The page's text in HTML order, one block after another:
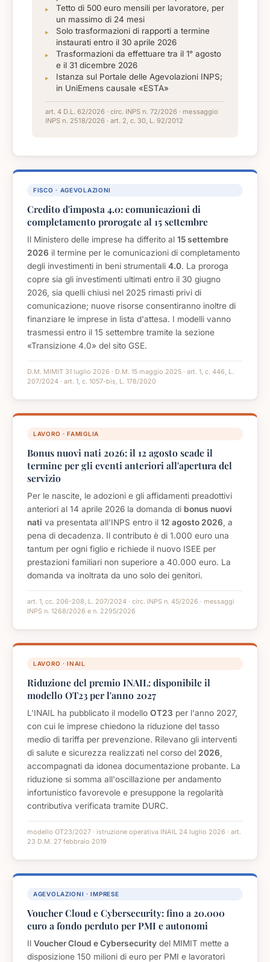
Tetto di 500 euro mensili per lavoratore, per
un massimo di 24 mesi
Solo trasformazioni di rapporti a termine
instaurati entro il 30 aprile 2026
Trasformazioni da effettuare tra il 1° agosto
e il 31 dicembre 2026
Istanza sul Portale delle Agevolazioni INPS;
in UniEmens causale «ESTA»
art. 4 D.L. 62/2026 · circ. INPS n. 72/2026 · messaggio
INPS n. 2518/2026 · art. 2, c. 30, L. 92/2012
FISCO · AGEVOLAZIONI
Credito d'imposta 4.0: comunicazioni di
completamento prorogate al 15 settembre
Il Ministero delle imprese ha differito al 15 settembre
2026 il termine per le comunicazioni di completamento
degli investimenti in beni strumentali 4.0. La proroga
copre sia gli investimenti ultimati entro il 30 giugno
2026, sia quelli chiusi nel 2025 rimasti privi di
comunicazione; nuove risorse consentiranno inoltre di
finanziare le imprese in lista d'attesa. I modelli vanno
trasmessi entro il 15 settembre tramite la sezione
«Transizione 4.0» del sito GSE.
D.M. MIMIT 31 luglio 2026 · D.M. 15 maggio 2025 · art. 1, c. 446, L.
207/2024 · art. 1, c. 1057-bis, L. 178/2020
LAVORO · FAMIGLIA
Bonus nuovi nati 2026: il 12 agosto scade il
termine per gli eventi anteriori all'apertura del
servizio
Per le nascite, le adozioni e gli affidamenti preadottivi
anteriori al 14 aprile 2026 la domanda di bonus nuovi
nati va presentata all'INPS entro il 12 agosto 2026 , a
pena di decadenza. Il contributo è di 1.000 euro una
tantum per ogni figlio e richiede il nuovo ISEE per
prestazioni familiari non superiore a 40.000 euro. La
domanda va inoltrata da uno solo dei genitori.
art. 1, cc. 206-208, L. 207/2024 · circ. INPS n. 45/2026 · messaggi
INPS n. 1268/2026 e n. 2295/2026
LAVORO · INAIL
Riduzione del premio INAIL: disponibile il
modello OT23 per l'anno 2027
L'INAIL ha pubblicato il modello OT23 per l'anno 2027,
con cui le imprese chiedono la riduzione del tasso
medio di tariffa per prevenzione. Rilevano gli interventi
di salute e sicurezza realizzati nel corso del 2026
accompagnati da idonea documentazione probante. La
riduzione si somma all'oscillazione per andamento
infortunistico favorevole e presuppone la regolarità
contributiva verificata tramite DURC.
modello OT23/2027 · istruzione operativa INAIL 24 luglio 2026 · art.
23 D.M. 27 febbraio 2019
AGEVOLAZIONI · IMPRESE
Voucher Cloud e Cybersecurity: fino a 20.000
euro a fondo perduto per PMI e autonomi
Il Voucher Cloud e Cybersecurity del MIMIT mette a
disposizione 150 milioni di euro per PMI e lavoratori